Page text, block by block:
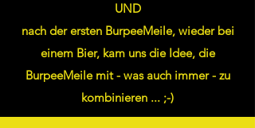
UND
nach der ersten BurpeeMeile, wieder bei
einem Bier, kam uns die Idee, die
BurpeeMeile mit - was auch immer - zu
kombinieren ... ;-)